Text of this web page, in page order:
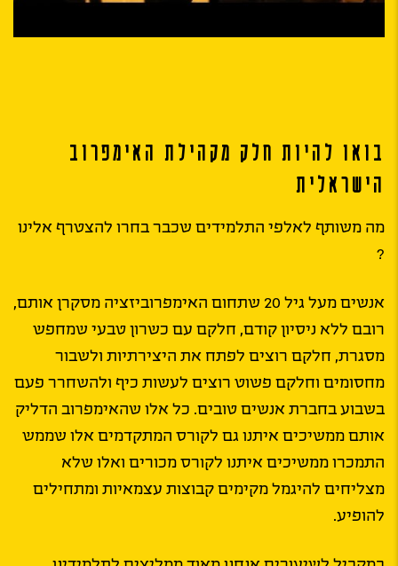
בואו להיות חלק מקהילת האימפרוב
הישראלית
מה משותף לאלפי התלמידים שכבר בחרו להצטרף אלינו
?
אנשים מעל גיל 20 שתחום האימפרוביזציה מסקרן אותם,
רובם ללא ניסיון קודם, חלקם עם כשרון טבעי שמחפש
מסגרת, חלקם רוצים לפתח את היצירתיות ולשבור
מחסומים וחלקם פשוט רוצים לעשות כיף ולהשחרר פעם
בשבוע בחברת אנשים טובים. כל אלו שהאימפרוב הדליק
אותם ממשיכים איתנו גם לקורס המתקדמים אלו שממש
התמכרו ממשיכים איתנו לקורס מכורים ואלו שלא
מצליחים להיגמל מקימים קבוצות עצמאיות ומתחילים
להופיע.